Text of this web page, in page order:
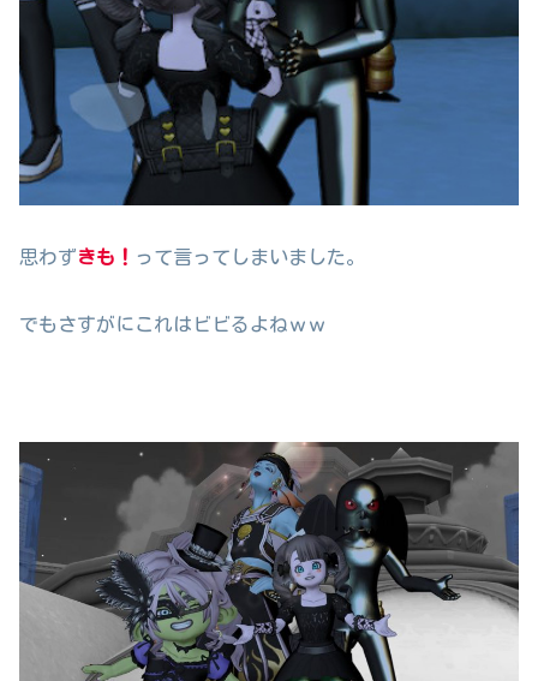
思わずきも！ って言ってしまいました。
でもさすがにこれはビビるよねｗｗ